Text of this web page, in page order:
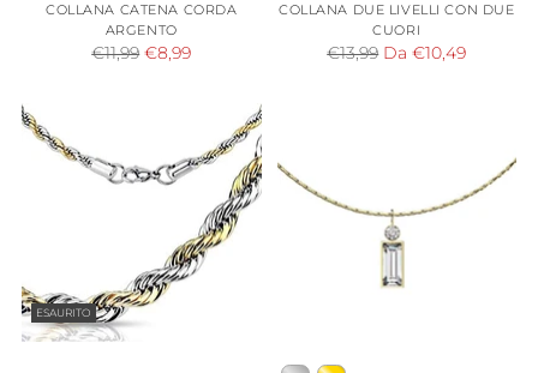
COLLANA CATENA CORDA
ARGENTO
Prezzo
€11,99 €8,99
COLLANA DUE LIVELLI CON DUE
CUORI
Prezzo
€13,99 Da €10,49
ESAURITO